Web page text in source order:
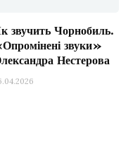
та
(хор,
довгі
звучить Чорнобиль.
звуки»
Нестерова